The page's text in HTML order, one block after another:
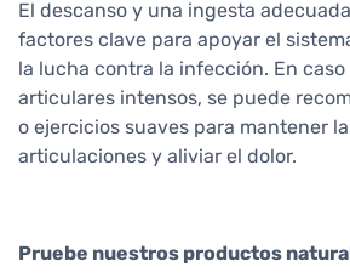
El descanso y una ingesta
factores clave para apoyar el
la lucha contra la infección. En caso
articulares intensos, se puede
o ejercicios suaves para mantener
articulaciones y aliviar el dolor.
Pruebe nuestros productos